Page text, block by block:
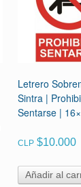
Letrero
Sintra |
Sentarse |
CLP $10.000
Añadir al